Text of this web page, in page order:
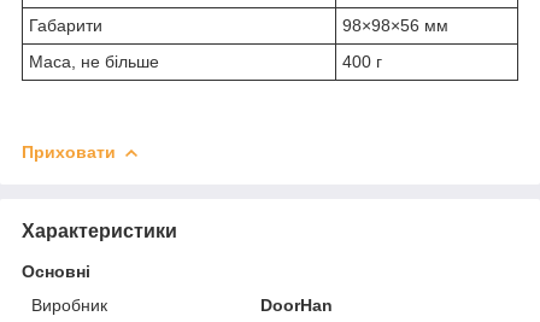
Габарити
98×98×56 мм
Маса, не більше
400 г
Приховати
Характеристики
Основні
Виробник
DoorHan